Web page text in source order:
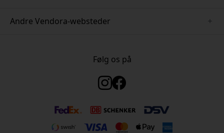
Andre Vendora-websteder
www.pipetto.se
Følg os på